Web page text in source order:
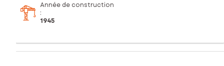
Année de construction
:
1945